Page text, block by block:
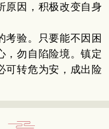
原因，积极改变自身
考验。只要能不因困
，勿自陷险境。镇定
可转危为安，成出险